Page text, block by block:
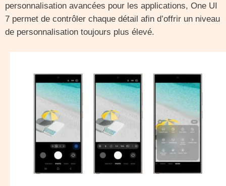
personnalisation avancées pour les applications, One UI
7 permet de contrôler chaque détail afin d’offrir un niveau
de personnalisation toujours plus élevé.